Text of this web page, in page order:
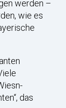
werden –
wie es
das